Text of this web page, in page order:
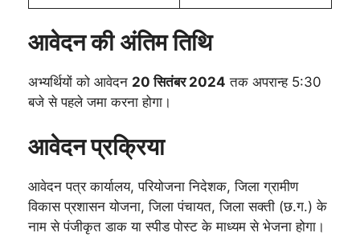
आवेदन की अंतिम तिथि
अभ्यर्थियों को आवेदन 20 सितंबर 2024 तक अपरान्ह 5:30
बजे से पहले जमा करना होगा।
आवेदन प्रक्रिया
आवेदन पत्र कार्यालय, परियोजना निदेशक, जिला ग्रामीण
विकास प्रशासन योजना, जिला पंचायत, जिला सक्ती (छ.ग.) के
नाम से पंजीकृत डाक या स्पीड पोस्ट के माध्यम से भेजना होगा।